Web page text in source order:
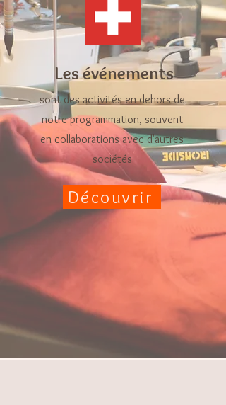
Lesévénements
sont des activités en dehors de
notre programmation, souvent
en collaborations avec d'autres
sociétés
Découvrir